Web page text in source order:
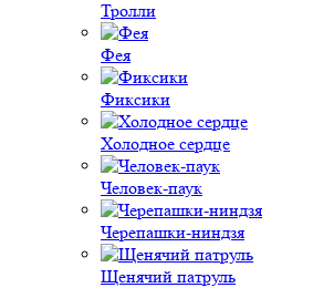
Тролли
Фея
Фиксики
Холодное сердце
Человек-паук
Черепашки-ниндзя
Щенячий патруль